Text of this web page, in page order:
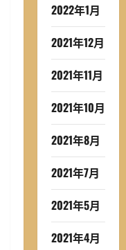
2022年1月
2021年12月
2021年11月
2021年10月
2021年8月
2021年7月
2021年5月
2021年4月